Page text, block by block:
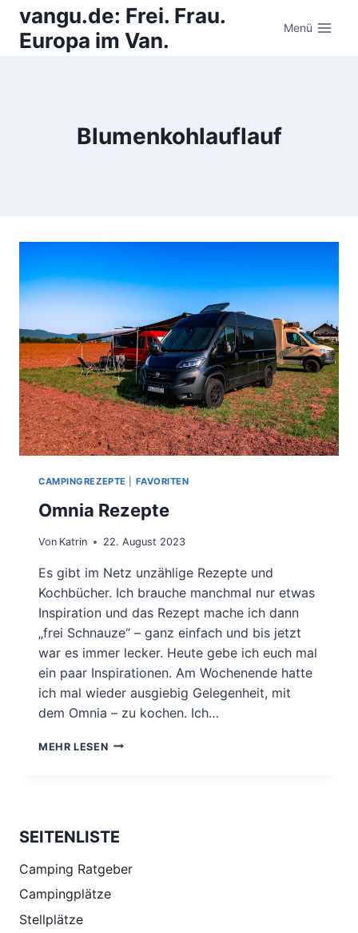
Zum
Inhalt
springen
vangu.de: Frei. Frau.
Europa im Van.
Menü
Blumenkohlauflauf
CAMPINGREZEPTE FAVORITEN
Omnia Rezepte
Von Katrin 22. August 2023
Es gibt im Netz unzählige Rezepte und
Kochbücher. Ich brauche manchmal nur etwas
Inspiration und das Rezept mache ich dann
„frei Schnauze“ – ganz einfach und bis jetzt
war es immer lecker. Heute gebe ich euch mal
ein paar Inspirationen. Am Wochenende hatte
ich mal wieder ausgiebig Gelegenheit, mit
dem Omnia – zu kochen. Ich…
MEHR LESENOMNIA
SEITENLISTE
Camping Ratgeber
Campingplätze
Stellplätze